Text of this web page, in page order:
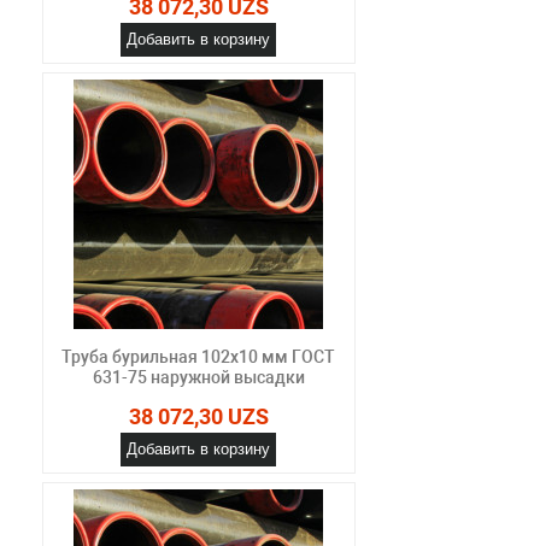
38 072,30 UZS
Добавить в корзину
Труба бурильная 102x10 мм ГОСТ
631-75 наружной высадки
38 072,30 UZS
Добавить в корзину